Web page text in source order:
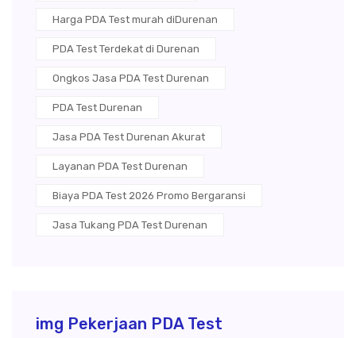
Harga PDA Test murah diDurenan
PDA Test Terdekat di Durenan
Ongkos Jasa PDA Test Durenan
PDA Test Durenan
Jasa PDA Test Durenan Akurat
Layanan PDA Test Durenan
Biaya PDA Test 2026 Promo Bergaransi
Jasa Tukang PDA Test Durenan
img Pekerjaan PDA Test